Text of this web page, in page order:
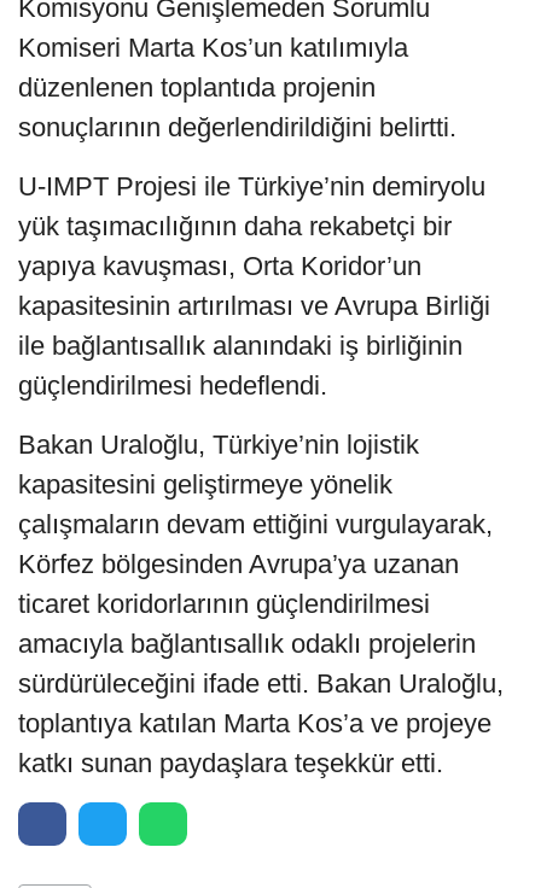
Komisyonu Genişlemeden Sorumlu
Komiseri Marta Kos’un katılımıyla
düzenlenen toplantıda projenin
sonuçlarının değerlendirildiğini belirtti.
U-IMPT Projesi ile Türkiye’nin demiryolu
yük taşımacılığının daha rekabetçi bir
yapıya kavuşması, Orta Koridor’un
kapasitesinin artırılması ve Avrupa Birliği
ile bağlantısallık alanındaki iş birliğinin
güçlendirilmesi hedeflendi.
Bakan Uraloğlu, Türkiye’nin lojistik
kapasitesini geliştirmeye yönelik
çalışmaların devam ettiğini vurgulayarak,
Körfez bölgesinden Avrupa’ya uzanan
ticaret koridorlarının güçlendirilmesi
amacıyla bağlantısallık odaklı projelerin
sürdürüleceğini ifade etti. Bakan Uraloğlu,
toplantıya katılan Marta Kos’a ve projeye
katkı sunan paydaşlara teşekkür etti.